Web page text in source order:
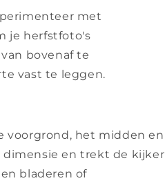
met
je herfstfoto's
bovenaf te
vast te leggen.
voorgrond, het midden en
dimensie en trekt de kijker
bladeren of